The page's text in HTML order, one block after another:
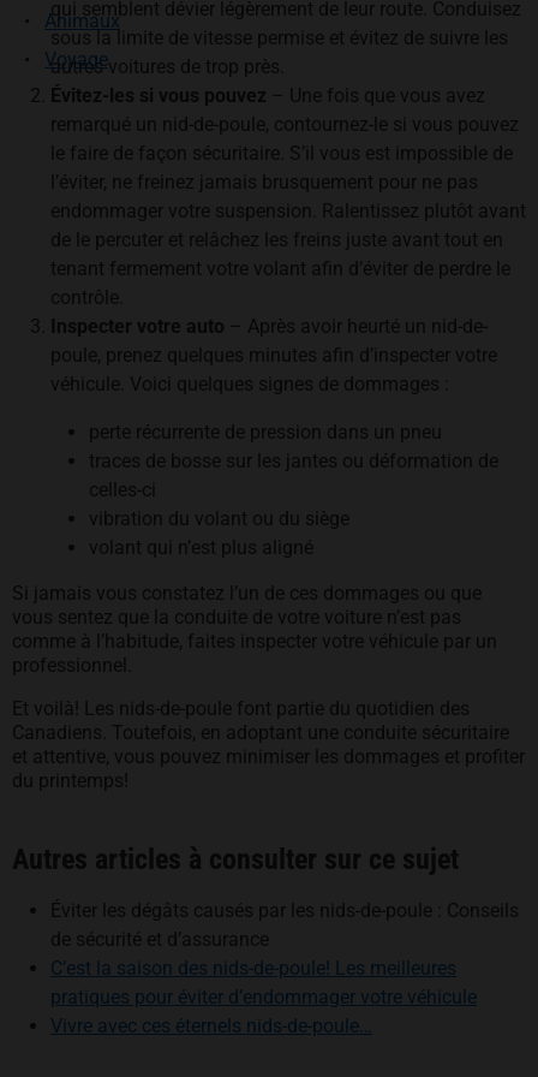
Animaux
Voyage
qui semblent dévier légèrement de leur route. Conduisez
sous la limite de vitesse permise et évitez de suivre les
autres voitures de trop près.
Évitez-les si vous pouvez – Une fois que vous avez
remarqué un nid-de-poule, contournez-le si vous pouvez
le faire de façon sécuritaire. S’il vous est impossible de
l’éviter, ne freinez jamais brusquement pour ne pas
endommager votre suspension. Ralentissez plutôt avant
de le percuter et relâchez les freins juste avant tout en
tenant fermement votre volant afin d’éviter de perdre le
contrôle.
Inspecter votre auto – Après avoir heurté un nid-de-
poule, prenez quelques minutes afin d’inspecter votre
véhicule. Voici quelques signes de dommages :
perte récurrente de pression dans un pneu
traces de bosse sur les jantes ou déformation de
celles-ci
vibration du volant ou du siège
volant qui n’est plus aligné
Si jamais vous constatez l’un de ces dommages ou que
vous sentez que la conduite de votre voiture n’est pas
comme à l’habitude, faites inspecter votre véhicule par un
professionnel.
Et voilà! Les nids-de-poule font partie du quotidien des
Canadiens. Toutefois, en adoptant une conduite sécuritaire
et attentive, vous pouvez minimiser les dommages et profiter
du printemps!
Autres articles à consulter sur ce sujet
Éviter les dégâts causés par les nids-de-poule : Conseils
de sécurité et d’assurance
C’est la saison des nids-de-poule! Les meilleures
pratiques pour éviter d’endommager votre véhicule
Vivre avec ces éternels nids-de-poule…